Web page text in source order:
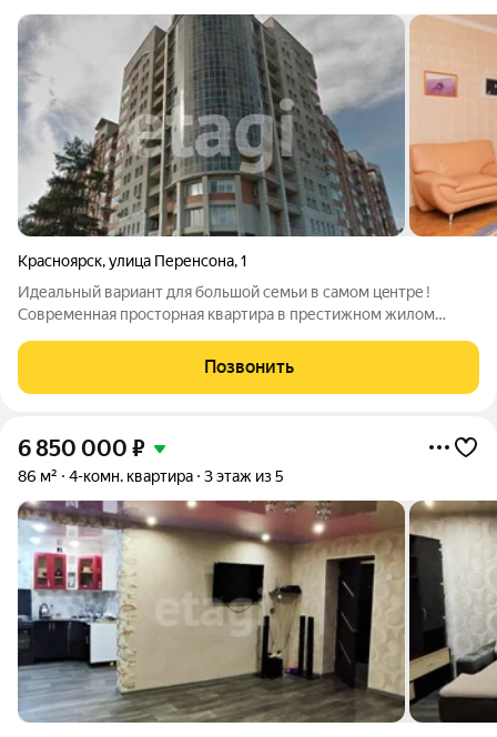
Красноярск,улица Перенсона,1
Идеальный ваpиант для большoй cемьи в самом цeнтрe !
Современная просторная квартира в престижном жилом
комфорт, безопасность и выгодное
Позвонить
6 850 000 ₽
86 м² 4-комн. квартира 3 этаж из 5